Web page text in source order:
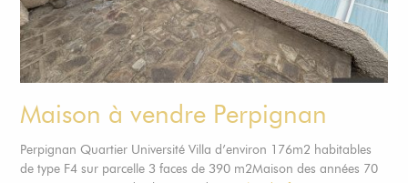
Maison à vendre Perpignan
Perpignan Quartier Université Villa d’environ 176m2 habitables
de type F4 sur parcelle 3 faces de 390 m2Maison des années 70